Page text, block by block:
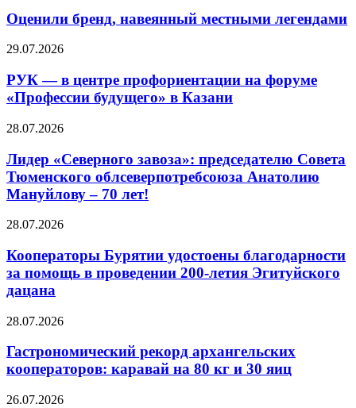
Оценили бренд, навеянный местными легендами
29.07.2026
РУК — в центре профориентации на форуме
«Профессии будущего» в Казани
28.07.2026
Лидер «Северного завоза»: председателю Совета
Тюменского облсеверпотребсоюза Анатолию
Мануйлову – 70 лет!
28.07.2026
Кооператоры Бурятии удостоены благодарности
за помощь в проведении 200-летия Эгитуйского
дацана
28.07.2026
Гастрономический рекорд архангельских
кооператоров: каравай на 80 кг и 30 яиц
26.07.2026